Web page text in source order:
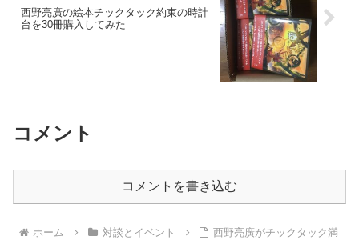
西野亮廣の絵本チックタック約束の時計
台を30冊購入してみた
コメント
コメントを書き込む
ホーム 対談とイベント
西野亮廣がチックタック満